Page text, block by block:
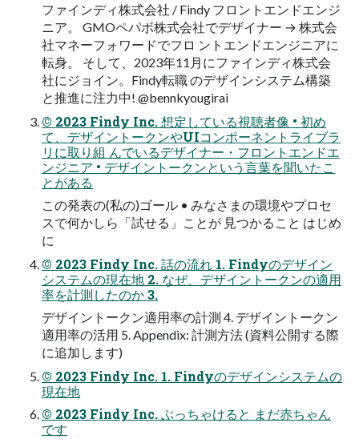
ファインディ株式会社 / Findy フロントエンドエンジ
ニア。 GMOペパボ株式会社でデザイナー → 株式会
社マネーフォワードでフロ ントエンドエンジニアに
転身。 そして、2023年11月にファインディ株式会
社にジョイン。Findy転職 のデザインシステム構築
と推進に注力中! @bennkyougirai
© 2023 Findy Inc. 想定している視聴者像 • 初め
て、デザイントークンやUIコンポーネントライブラ
リに取り組 んでいるデザイナー・フロントエンドエ
ンジニア • デザイントークンという言葉を聞いたこ
とがある
この発表の(私の)ゴール • みなさまの環境やプロセ
スで何かしら「試せる」ことが 見つかること はじめ
に
© 2023 Findy Inc. 話の流れ 1. Findyのデザイン
システムの現在地 2. なぜ、デザイントークンの適用
率を計測したのか 3.
デザイントークン適用率の計測 4. デザイントークン
適用率の活用 5. Appendix: 計測方法 (資料公開する際
に追加します)
© 2023 Findy Inc. 1. Findyのデザインシステムの
現在地
© 2023 Findy Inc. ぶっちゃけると まだ赤ちゃん
です